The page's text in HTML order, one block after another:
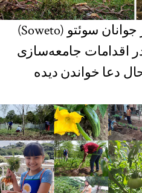
در این عکس گروهی از جوانان سوئتو (Soweto)
اقدامات جامعه‌سازی
دعا خواندن دیده